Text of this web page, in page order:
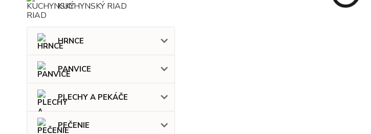
KUCHYNSKÝ RIAD
HRNCE
PANVICE
PLECHY A PEKÁČE
PEČENIE